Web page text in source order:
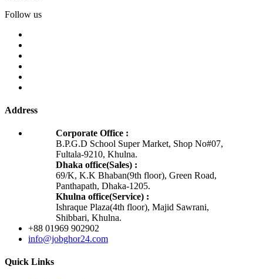
Follow us
Address
Corporate Office :
B.P.G.D School Super Market, Shop No#07,
Fultala-9210, Khulna.
Dhaka office(Sales) :
69/K, K.K Bhaban(9th floor), Green Road,
Panthapath, Dhaka-1205.
Khulna office(Service) :
Ishraque Plaza(4th floor), Majid Sawrani,
Shibbari, Khulna.
+88 01969 902902
info@jobghor24.com
Quick Links